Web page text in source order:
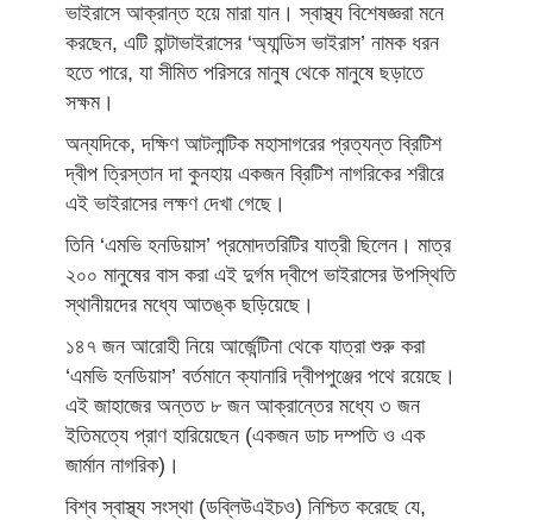
ভাইরাসে আক্রান্ত হয়ে মারা যান। স্বাস্থ্য বিশেষজ্ঞরা মনে
করছেন, এটি হান্টাভাইরাসের ‘অ্যান্ডিস ভাইরাস’ নামক ধরন
হতে পারে, যা সীমিত পরিসরে মানুষ থেকে মানুষে ছড়াতে
সক্ষম।
অন্যদিকে, দক্ষিণ আটলান্টিক মহাসাগরের প্রত্যন্ত ব্রিটিশ
দ্বীপ ত্রিস্তান দা কুনহায় একজন ব্রিটিশ নাগরিকের শরীরে
এই ভাইরাসের লক্ষণ দেখা গেছে।
তিনি ‘এমভি হনডিয়াস’ প্রমোদতরিটির যাত্রী ছিলেন। মাত্র
২০০ মানুষের বাস করা এই দুর্গম দ্বীপে ভাইরাসের উপস্থিতি
স্থানীয়দের মধ্যে আতঙ্ক ছড়িয়েছে।
১৪৭ জন আরোহী নিয়ে আর্জেন্টিনা থেকে যাত্রা শুরু করা
‘এমভি হনডিয়াস’ বর্তমানে ক্যানারি দ্বীপপুঞ্জের পথে রয়েছে।
এই জাহাজের অন্তত ৮ জন আক্রান্তের মধ্যে ৩ জন
ইতিমত্যে প্রাণ হারিয়েছেন (একজন ডাচ দম্পতি ও এক
জার্মান নাগরিক)।
বিশ্ব স্বাস্থ্য সংস্থা (ডব্লিউএইচও) নিশ্চিত করেছে যে,